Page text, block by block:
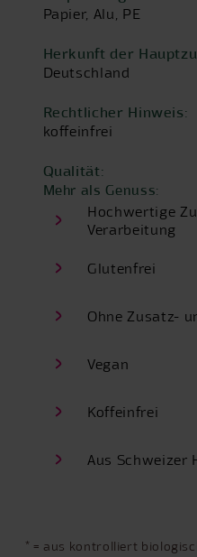
Papier, Alu, PE
Herkunft der
Deutschland
Rechtlicher Hinweis:
koffeinfrei
Qualität:
Mehr als Genuss:
Hochwertige
Verarbeitung
Glutenfrei
Ohne Zusatz-
Vegan
Koffeinfrei
Aus Schweizer
* = aus kontrolliert